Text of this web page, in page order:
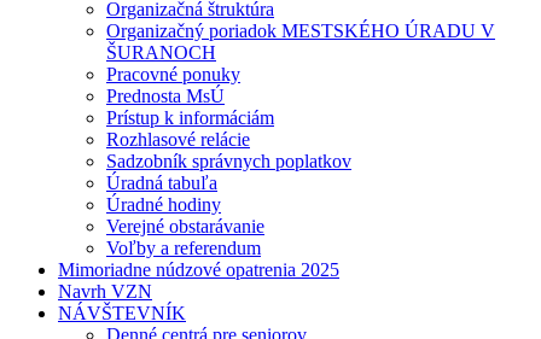
Organizačná štruktúra
Organizačný poriadok MESTSKÉHO ÚRADU V
ŠURANOCH
Pracovné ponuky
Prednosta MsÚ
Prístup k informáciám
Rozhlasové relácie
Sadzobník správnych poplatkov
Úradná tabuľa
Úradné hodiny
Verejné obstarávanie
Voľby a referendum
Mimoriadne núdzové opatrenia 2025
Navrh VZN
NÁVŠTEVNÍK
Denné centrá pre seniorov